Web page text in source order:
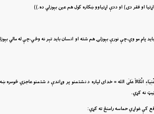
او فقر دى) او ددې اړتياوو ښکاره کول هم عين بېوزلي ده.))
مو وي،چې نورې بېوزلۍ هم شته او انسان بايد تېر نه وځي،چې له مالي
اتِّكَالاً عَلَى الله = خداى لپاره د نشتمنو پر وړاندې د شتمنو عاجزي
نه کړي.
کې غواړي حماسه رامنځ ته کړي: